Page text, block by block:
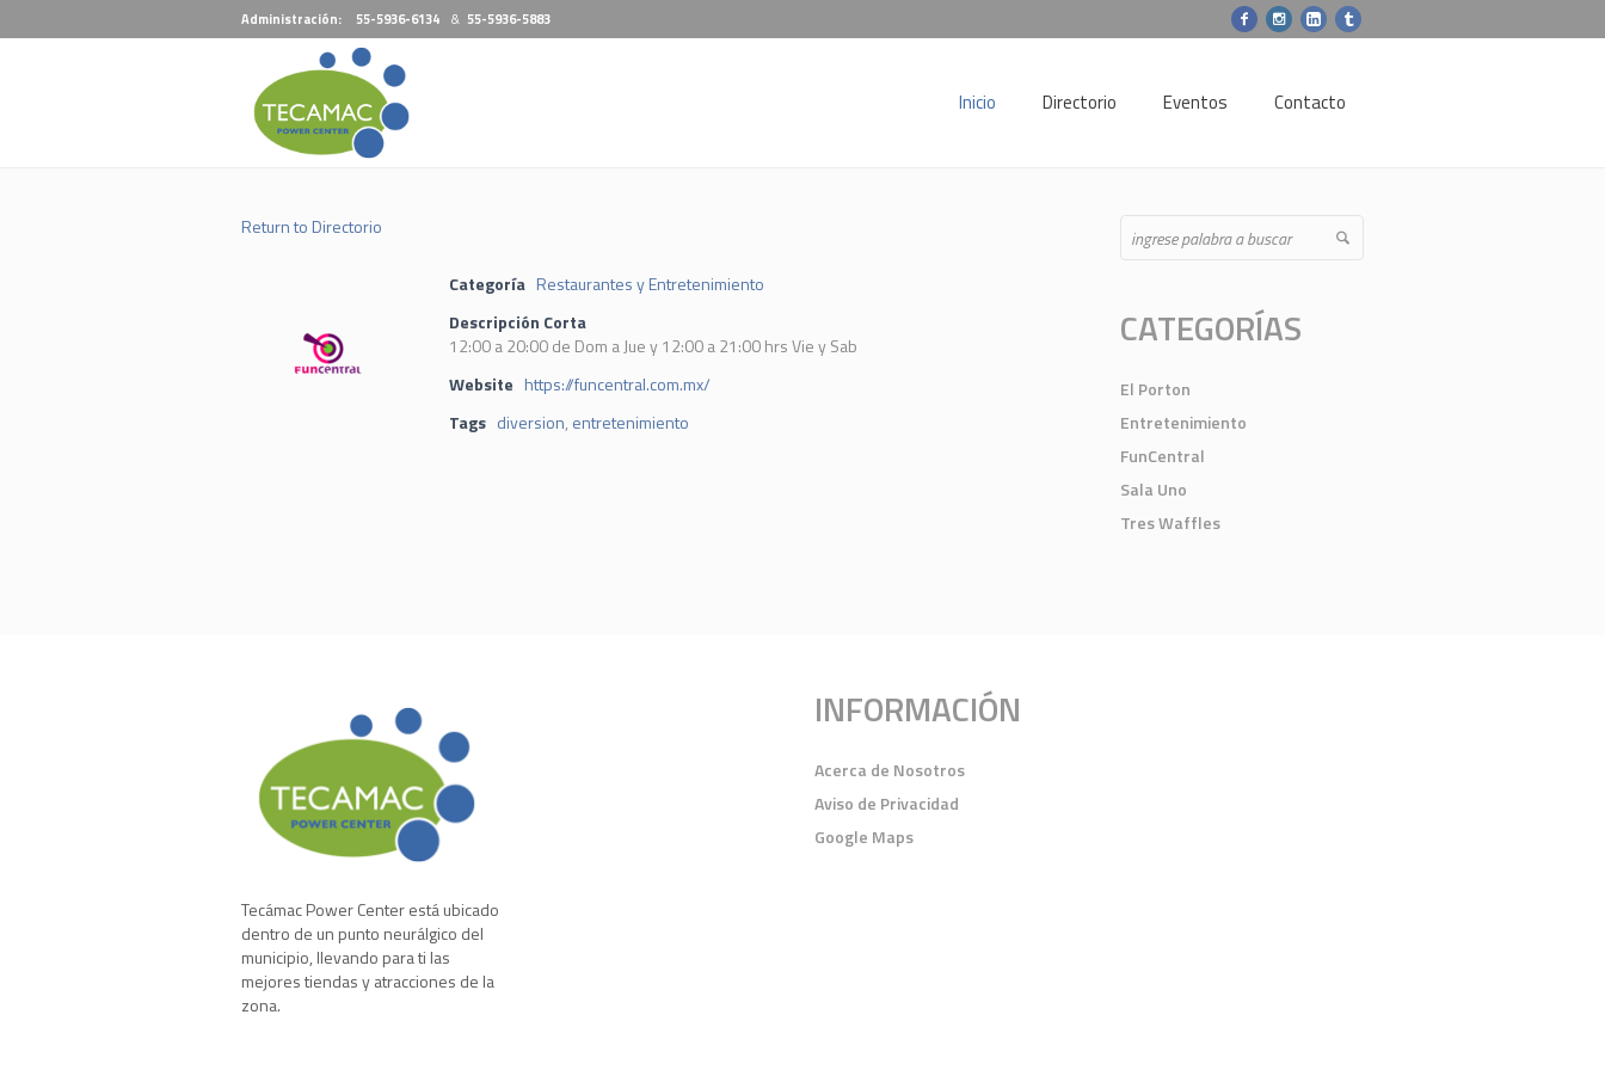
Administración: 55-5936-6134 & 55-5936-5883
Inicio Directorio Eventos Contacto
Return to Directorio
Categoría Restaurantes y Entretenimiento
Descripción Corta
12:00 a 20:00 de Dom a Jue y 12:00 a 21:00 hrs Vie y Sab
Website https://funcentral.com.mx/
Tags diversion, entretenimiento
CATEGORÍAS
El Porton
Entretenimiento
FunCentral
Sala Uno
Tres Waffles
Tecámac Power Center está ubicado
dentro de un punto neurálgico del
municipio, llevando para ti las
mejores tiendas y atracciones de la
zona.
INFORMACIÓN
Acerca de Nosotros
Aviso de Privacidad
Google Maps